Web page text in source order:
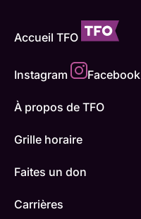
Accueil TFO
Instagram Facebook
À propos de TFO
Grille horaire
Faites un don
Carrières